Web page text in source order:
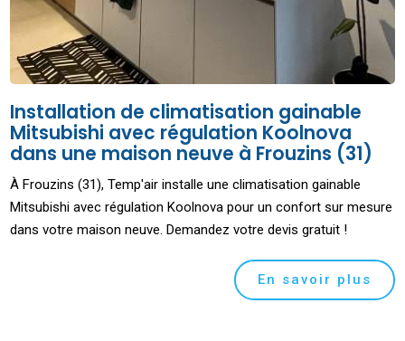
Installation de climatisation gainable
Mitsubishi avec régulation Koolnova
dans une maison neuve à Frouzins (31)
À Frouzins (31), Temp'air installe une climatisation gainable
Mitsubishi avec régulation Koolnova pour un confort sur mesure
dans votre maison neuve. Demandez votre devis gratuit !
En savoir plus